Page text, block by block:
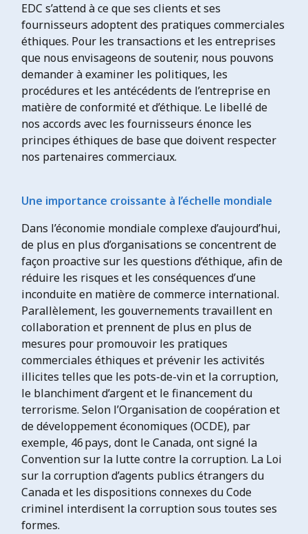
EDC s’attend à ce que ses clients et ses
fournisseurs adoptent des pratiques commerciales
éthiques. Pour les transactions et les entreprises
que nous envisageons de soutenir, nous pouvons
demander à examiner les politiques, les
procédures et les antécédents de l’entreprise en
matière de conformité et d’éthique. Le libellé de
nos accords avec les fournisseurs énonce les
principes éthiques de base que doivent respecter
nos partenaires commerciaux.
Une importance croissante à l’échelle mondiale
Dans l’économie mondiale complexe d’aujourd’hui,
de plus en plus d’organisations se concentrent de
façon proactive sur les questions d’éthique, afin de
réduire les risques et les conséquences d’une
inconduite en matière de commerce international.
Parallèlement, les gouvernements travaillent en
collaboration et prennent de plus en plus de
mesures pour promouvoir les pratiques
commerciales éthiques et prévenir les activités
illicites telles que les pots-de-vin et la corruption,
le blanchiment d’argent et le financement du
terrorisme. Selon l’Organisation de coopération et
de développement économiques (OCDE), par
exemple, 46 pays, dont le Canada, ont signé la
Convention sur la lutte contre la corruption. La Loi
sur la corruption d’agents publics étrangers du
Canada et les dispositions connexes du Code
criminel interdisent la corruption sous toutes ses
formes.